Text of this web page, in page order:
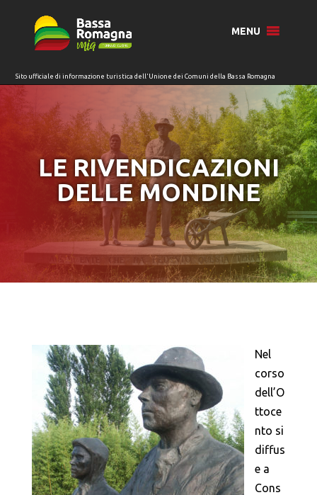
MENU
LE RIVENDICAZIONI
DELLE MONDINE
Nel
corso
dell’O
ttoce
nto si
diffus
e a
Cons